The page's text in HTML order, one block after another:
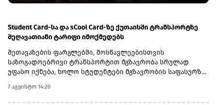
განპირობებული იქნება მათი მოგების მდგრადი ზრდით“, -
რომ Lion Finance Group-ში ჯგუფის ინვესტიციიდან (14.9%-
იანი წილობრივი მონაწილეობა) სავარაუდო დივიდენდური
ჯგუფი 2029 წლის ბოლომდე მნიშვნელოვან ჭარბ ფულად
სახსრებს დააგროვებს.
Student Card-სა და sCool Card-ზე ქუთაისში ტრანსპორტზე
შეღავათიანი ტარიფი იმოქმედებს
შეთავაზების ფარგლებში, მოსწავლეებისთვის
საზოგადოებრივი ტრანსპორტით მგზავრობა სრულად
უფასო იქნება, ხოლო სტუდენტები მგზავრობის საფასურზე
7 აგვისტო 14:20